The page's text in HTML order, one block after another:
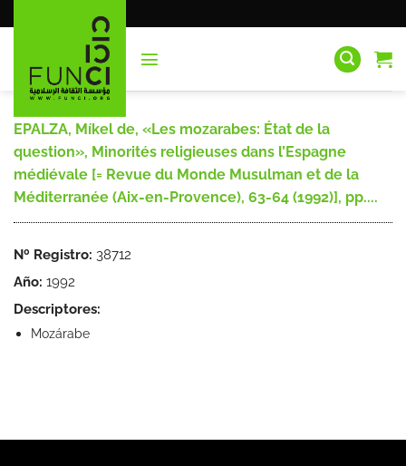
al
EPALZA, Míkel de, «Les mozarabes: État de la
question», Minorités religieuses dans l’Espagne
médiévale [= Revue du Monde Musulman et de la
Méditerranée (Aix-en-Provence), 63-64 (1992)], pp....
Nº Registro: 38712
Año: 1992
Descriptores:
Mozárabe